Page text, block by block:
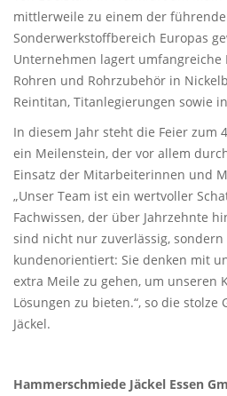
mittlerweile zu einem der
Sonderwerkstoffbereich Europas
Unternehmen lagert umfangreiche
Rohren und Rohrzubehör in
Reintitan, Titanlegierungen sowie
In diesem Jahr steht die Feier zum
ein Meilenstein, der vor allem
Einsatz der Mitarbeiterinnen und
„Unser Team ist ein wertvoller
Fachwissen, der über Jahrzehnte
sind nicht nur zuverlässig,
kundenorientiert: Sie denken mit
extra Meile zu gehen, um unseren
Lösungen zu bieten.“, so die
Jäckel.
Hammerschmiede Jäckel Essen